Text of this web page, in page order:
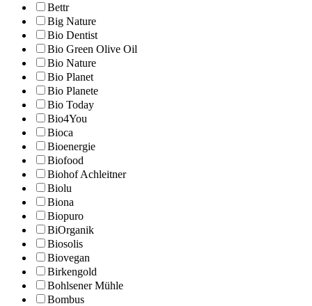
Bettr
Big Nature
Bio Dentist
Bio Green Olive Oil
Bio Nature
Bio Planet
Bio Planete
Bio Today
Bio4You
Bioca
Bioenergie
Biofood
Biohof Achleitner
Biolu
Biona
Biopuro
BiOrganik
Biosolis
Biovegan
Birkengold
Bohlsener Mühle
Bombus